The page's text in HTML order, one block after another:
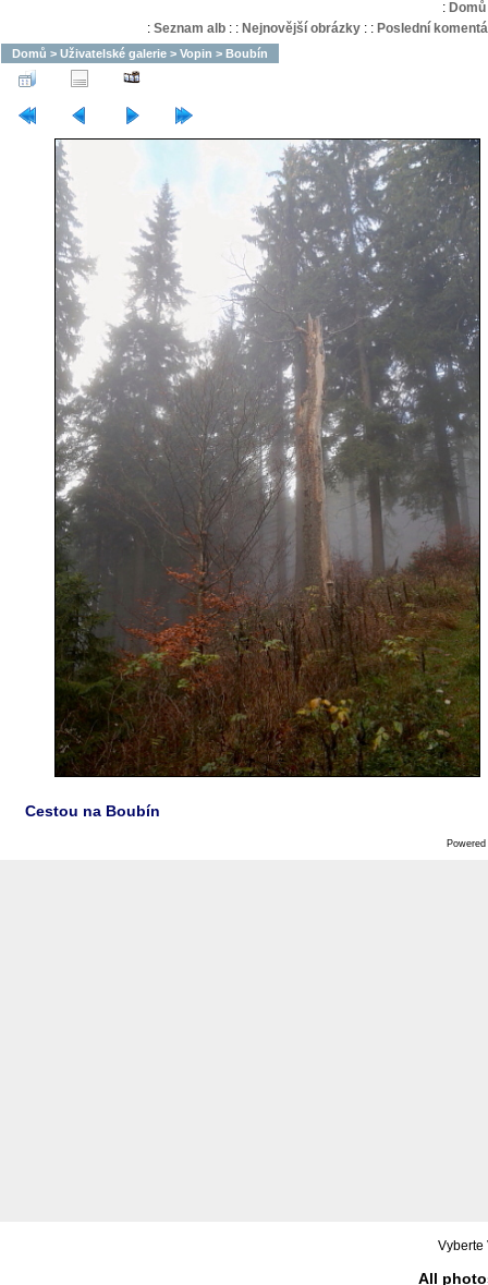
: Domů
: Seznam alb: : Nejnovější obrázky: : Poslední
Domů > Uživatelské galerie > Vopin > Boubín
Cestou na Boubín
Vyberte
All